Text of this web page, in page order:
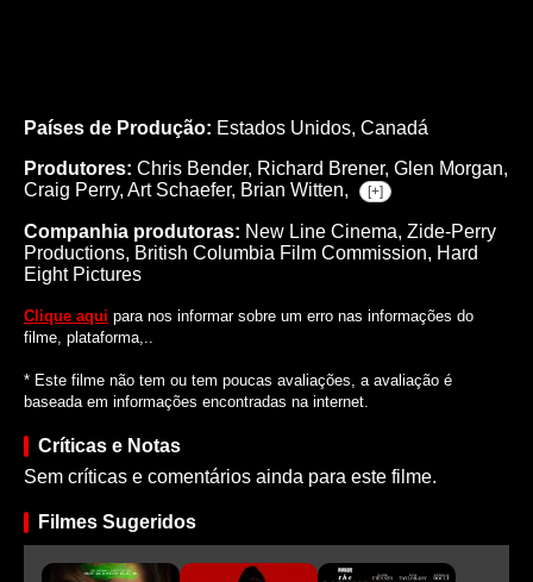
Países de Produção: Estados Unidos, Canadá
Produtores: Chris Bender, Richard Brener, Glen Morgan,
Craig Perry, Art Schaefer, Brian Witten, [+]
Companhia produtoras: New Line Cinema, Zide-Perry
Productions, British Columbia Film Commission, Hard
Eight Pictures
Clique aqui para nos informar sobre um erro nas informações do
filme, plataforma,..
* Este filme não tem ou tem poucas avaliações, a avaliação é
baseada em informações encontradas na internet.
Críticas e Notas
Sem críticas e comentários ainda para este filme.
Filmes Sugeridos